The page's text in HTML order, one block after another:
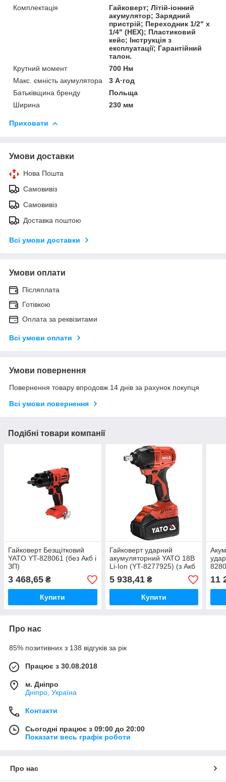
Комплектація
Гайковерт; Літій-іонний
акумулятор; Зарядний
пристрій; Переходник 1/2" х
1/4" (HEX); Пластиковий
кейс; Інструкція з
експлуатації; Гарантійний
талон.
Крутний момент
700 Нм
Макс. ємність акумулятора
3 А·год
Батьківщина бренду
Польща
Ширина
230 мм
Приховати
Умови доставки
Нова Пошта
Самовивіз
Самовивіз
Доставка поштою
Всі умови доставки
Умови оплати
Післяплата
Готівкою
Оплата за реквізитами
Всі умови оплати
Умови повернення
Повернення товару впродовж 14 днів за рахунок покупця
Всі умови повернення
Подібні товари компанії
Гайковерт Безщітковий
YATO YT-828061 (без Акб і
ЗП)
3 468,65 ₴
Купити
Гайковерт ударний
акумуляторний YATO 18В
Li-Ion (YT-8277925) (з Акб
і ЗП)
5 938,41₴
Купити
11
Про нас
85% позитивних з 138 відгуків за рік
Працює з 30.08.2018
м. Дніпро
Дніпро, Україна
Контакти
Сьогодні працює з 09:00 до 20:00
Показати весь графік роботи
Про нас